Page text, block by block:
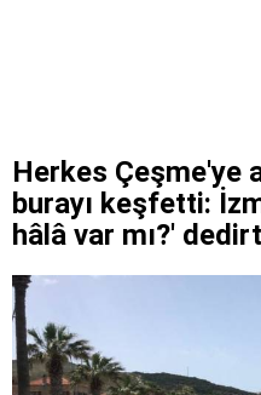
Herkes Çeşme'ye
burayı keşfetti:
hâlâ var mı?'